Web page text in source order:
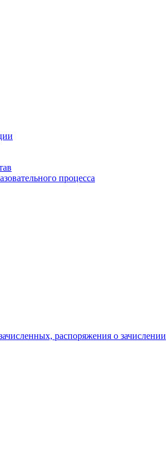
процесса
распоряжения о зачислении